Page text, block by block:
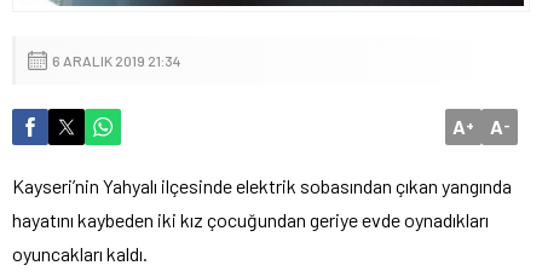
6 ARALIK 2019 21:34
A+ A-
Kayseri’nin Yahyalı ilçesinde elektrik sobasından çıkan yangında
hayatını kaybeden iki kız çocuğundan geriye evde oynadıkları
oyuncakları kaldı.